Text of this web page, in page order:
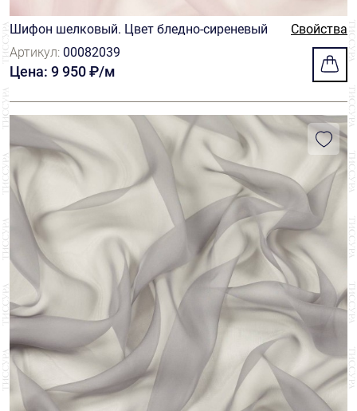
Шифон шелковый. Цвет бледно-сиреневый
Свойства
Артикул: 00082039
Цена: 9 950 ₽/м